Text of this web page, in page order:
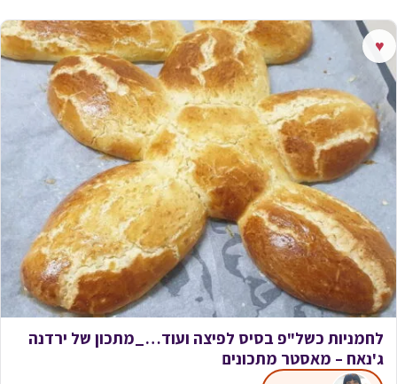
♥
לחמניות כשל"פ בסיס לפיצה ועוד…_מתכון של ירדנה
ג'נאח – מאסטר מתכונים